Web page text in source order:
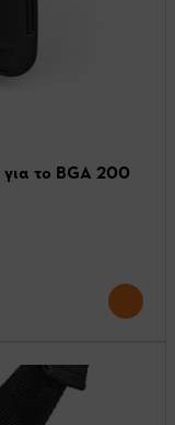
το BGA 200